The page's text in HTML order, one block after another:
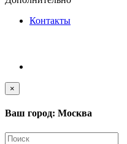
Контакты
×
Ваш город: Москва